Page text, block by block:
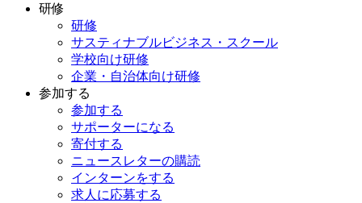
研修
研修
サスティナブルビジネス・スクール
学校向け研修
企業・自治体向け研修
参加する
参加する
サポーターになる
寄付する
ニュースレターの購読
インターンをする
求人に応募する